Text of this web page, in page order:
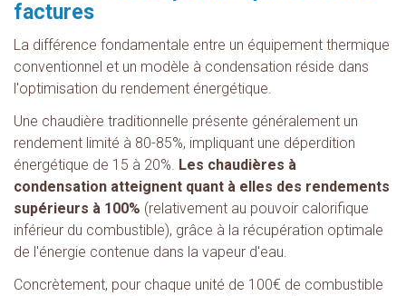
factures
La différence fondamentale entre un équipement thermique
conventionnel et un modèle à condensation réside dans
l'optimisation du rendement énergétique.
Une chaudière traditionnelle présente généralement un
rendement limité à 80-85%, impliquant une déperdition
énergétique de 15 à 20%. Les chaudières à
condensation atteignent quant à elles des rendements
supérieurs à 100% (relativement au pouvoir calorifique
inférieur du combustible), grâce à la récupération optimale
de l'énergie contenue dans la vapeur d'eau.
Concrètement, pour chaque unité de 100€ de combustible